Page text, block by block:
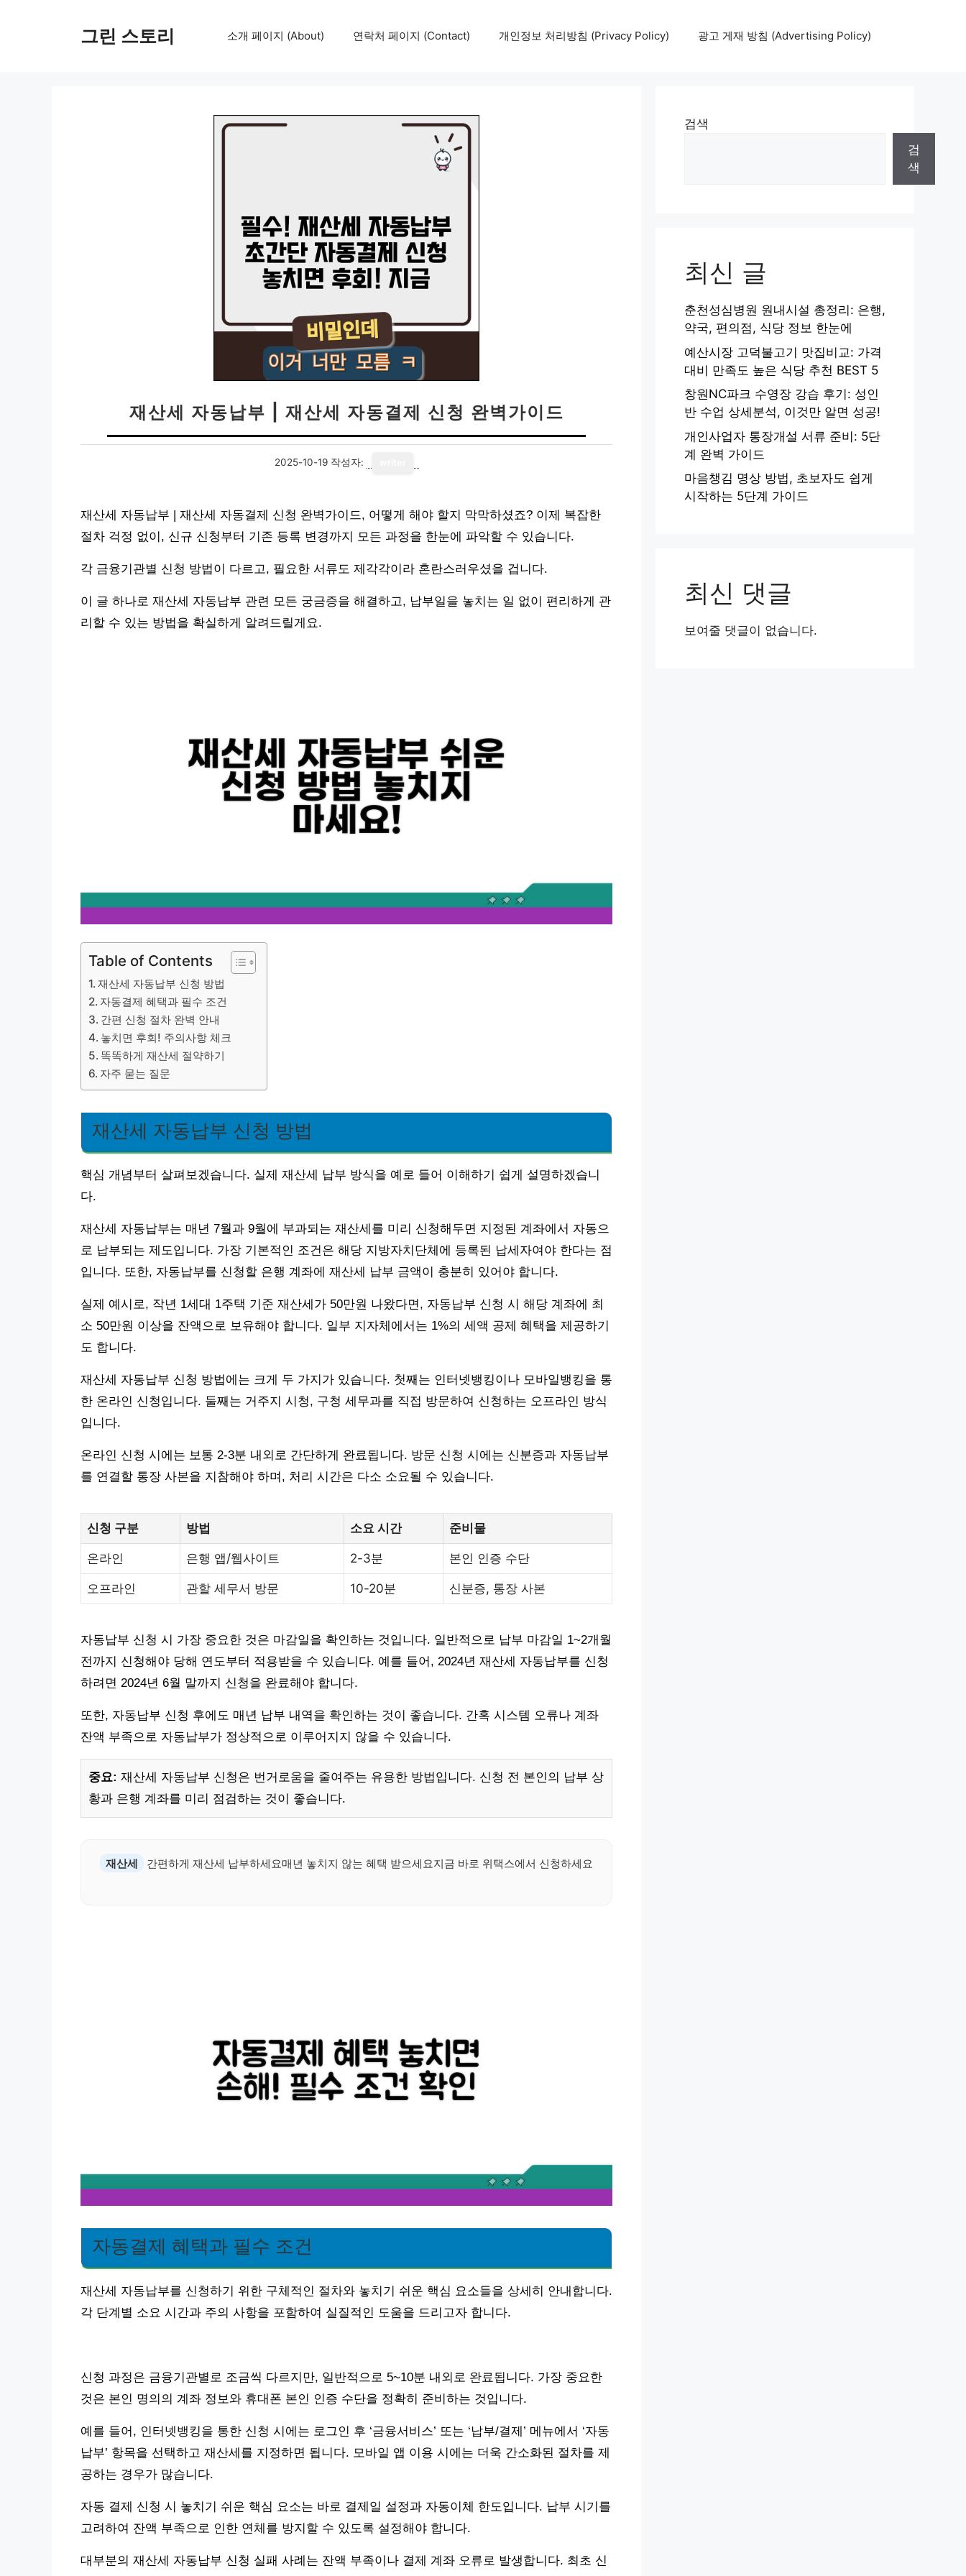
그린 스토리 소개 페이지 (About) 연락처 페이지 (Contact) 개인정보 처리방침 (Privacy Policy) 광고 게재 방침 (Advertising Policy)
재산세 자동납부 | 재산세 자동결제 신청 완벽가이드
2025-10-19 작성자:
재산세 자동납부 | 재산세 자동결제 신청 완벽가이드, 어떻게 해야 할지 막막하셨죠? 이제 복잡한
절차 걱정 없이, 신규 신청부터 기존 등록 변경까지 모든 과정을 한눈에 파악할 수 있습니다.
각 금융기관별 신청 방법이 다르고, 필요한 서류도 제각각이라 혼란스러우셨을 겁니다.
이 글 하나로 재산세 자동납부 관련 모든 궁금증을 해결하고, 납부일을 놓치는 일 없이 편리하게 관
리할 수 있는 방법을 확실하게 알려드릴게요.
Table of Contents
재산세 자동납부 신청 방법
자동결제 혜택과 필수 조건
간편 신청 절차 완벽 안내
놓치면 후회! 주의사항 체크
똑똑하게 재산세 절약하기
자주 묻는 질문
재산세 자동납부 신청 방법
핵심 개념부터 살펴보겠습니다. 실제 재산세 납부 방식을 예로 들어 이해하기 쉽게 설명하겠습니
다.
재산세 자동납부는 매년 7월과 9월에 부과되는 재산세를 미리 신청해두면 지정된 계좌에서 자동으
로 납부되는 제도입니다. 가장 기본적인 조건은 해당 지방자치단체에 등록된 납세자여야 한다는 점
입니다. 또한, 자동납부를 신청할 은행 계좌에 재산세 납부 금액이 충분히 있어야 합니다.
실제 예시로, 작년 1세대 1주택 기준 재산세가 50만원 나왔다면, 자동납부 신청 시 해당 계좌에 최
소 50만원 이상을 잔액으로 보유해야 합니다. 일부 지자체에서는 1%의 세액 공제 혜택을 제공하기
도 합니다.
재산세 자동납부 신청 방법에는 크게 두 가지가 있습니다. 첫째는 인터넷뱅킹이나 모바일뱅킹을 통
한 온라인 신청입니다. 둘째는 거주지 시청, 구청 세무과를 직접 방문하여 신청하는 오프라인 방식
입니다.
온라인 신청 시에는 보통 2-3분 내외로 간단하게 완료됩니다. 방문 신청 시에는 신분증과 자동납부
를 연결할 통장 사본을 지참해야 하며, 처리 시간은 다소 소요될 수 있습니다.
신청 구분 방법 소요 시간 준비물
온라인 은행 앱/웹사이트 2-3분 본인 인증 수단
오프라인 관할 세무서 방문 10-20분 신분증, 통장 사본
자동납부 신청 시 가장 중요한 것은 마감일을 확인하는 것입니다. 일반적으로 납부 마감일 1~2개월
전까지 신청해야 당해 연도부터 적용받을 수 있습니다. 예를 들어, 2024년 재산세 자동납부를 신청
하려면 2024년 6월 말까지 신청을 완료해야 합니다.
또한, 자동납부 신청 후에도 매년 납부 내역을 확인하는 것이 좋습니다. 간혹 시스템 오류나 계좌
잔액 부족으로 자동납부가 정상적으로 이루어지지 않을 수 있습니다.
중요: 재산세 자동납부 신청은 번거로움을 줄여주는 유용한 방법입니다. 신청 전 본인의 납부 상
황과 은행 계좌를 미리 점검하는 것이 좋습니다.
재산세 간편하게 재산세 납부하세요매년 놓치지 않는 혜택 받으세요지금 바로 위택스에서 신청하세요
자동결제 혜택과 필수 조건
재산세 자동납부를 신청하기 위한 구체적인 절차와 놓치기 쉬운 핵심 요소들을 상세히 안내합니다.
각 단계별 소요 시간과 주의 사항을 포함하여 실질적인 도움을 드리고자 합니다.
신청 과정은 금융기관별로 조금씩 다르지만, 일반적으로 5~10분 내외로 완료됩니다. 가장 중요한
것은 본인 명의의 계좌 정보와 휴대폰 본인 인증 수단을 정확히 준비하는 것입니다.
예를 들어, 인터넷뱅킹을 통한 신청 시에는 로그인 후 ‘금융서비스’ 또는 ‘납부/결제’ 메뉴에서 ‘자동
납부’ 항목을 선택하고 재산세를 지정하면 됩니다. 모바일 앱 이용 시에는 더욱 간소화된 절차를 제
공하는 경우가 많습니다.
자동 결제 신청 시 놓치기 쉬운 핵심 요소는 바로 결제일 설정과 자동이체 한도입니다. 납부 시기를
고려하여 잔액 부족으로 인한 연체를 방지할 수 있도록 설정해야 합니다.
대부분의 재산세 자동납부 신청 실패 사례는 잔액 부족이나 결제 계좌 오류로 발생합니다. 최초 신
검색
검
색
최신 글
춘천성심병원 원내시설 총정리: 은행,
약국, 편의점, 식당 정보 한눈에
예산시장 고덕불고기 맛집비교: 가격
대비 만족도 높은 식당 추천 BEST 5
창원NC파크 수영장 강습 후기: 성인
반 수업 상세분석, 이것만 알면 성공!
개인사업자 통장개설 서류 준비: 5단
계 완벽 가이드
마음챙김 명상 방법, 초보자도 쉽게
시작하는 5단계 가이드
최신 댓글
보여줄 댓글이 없습니다.